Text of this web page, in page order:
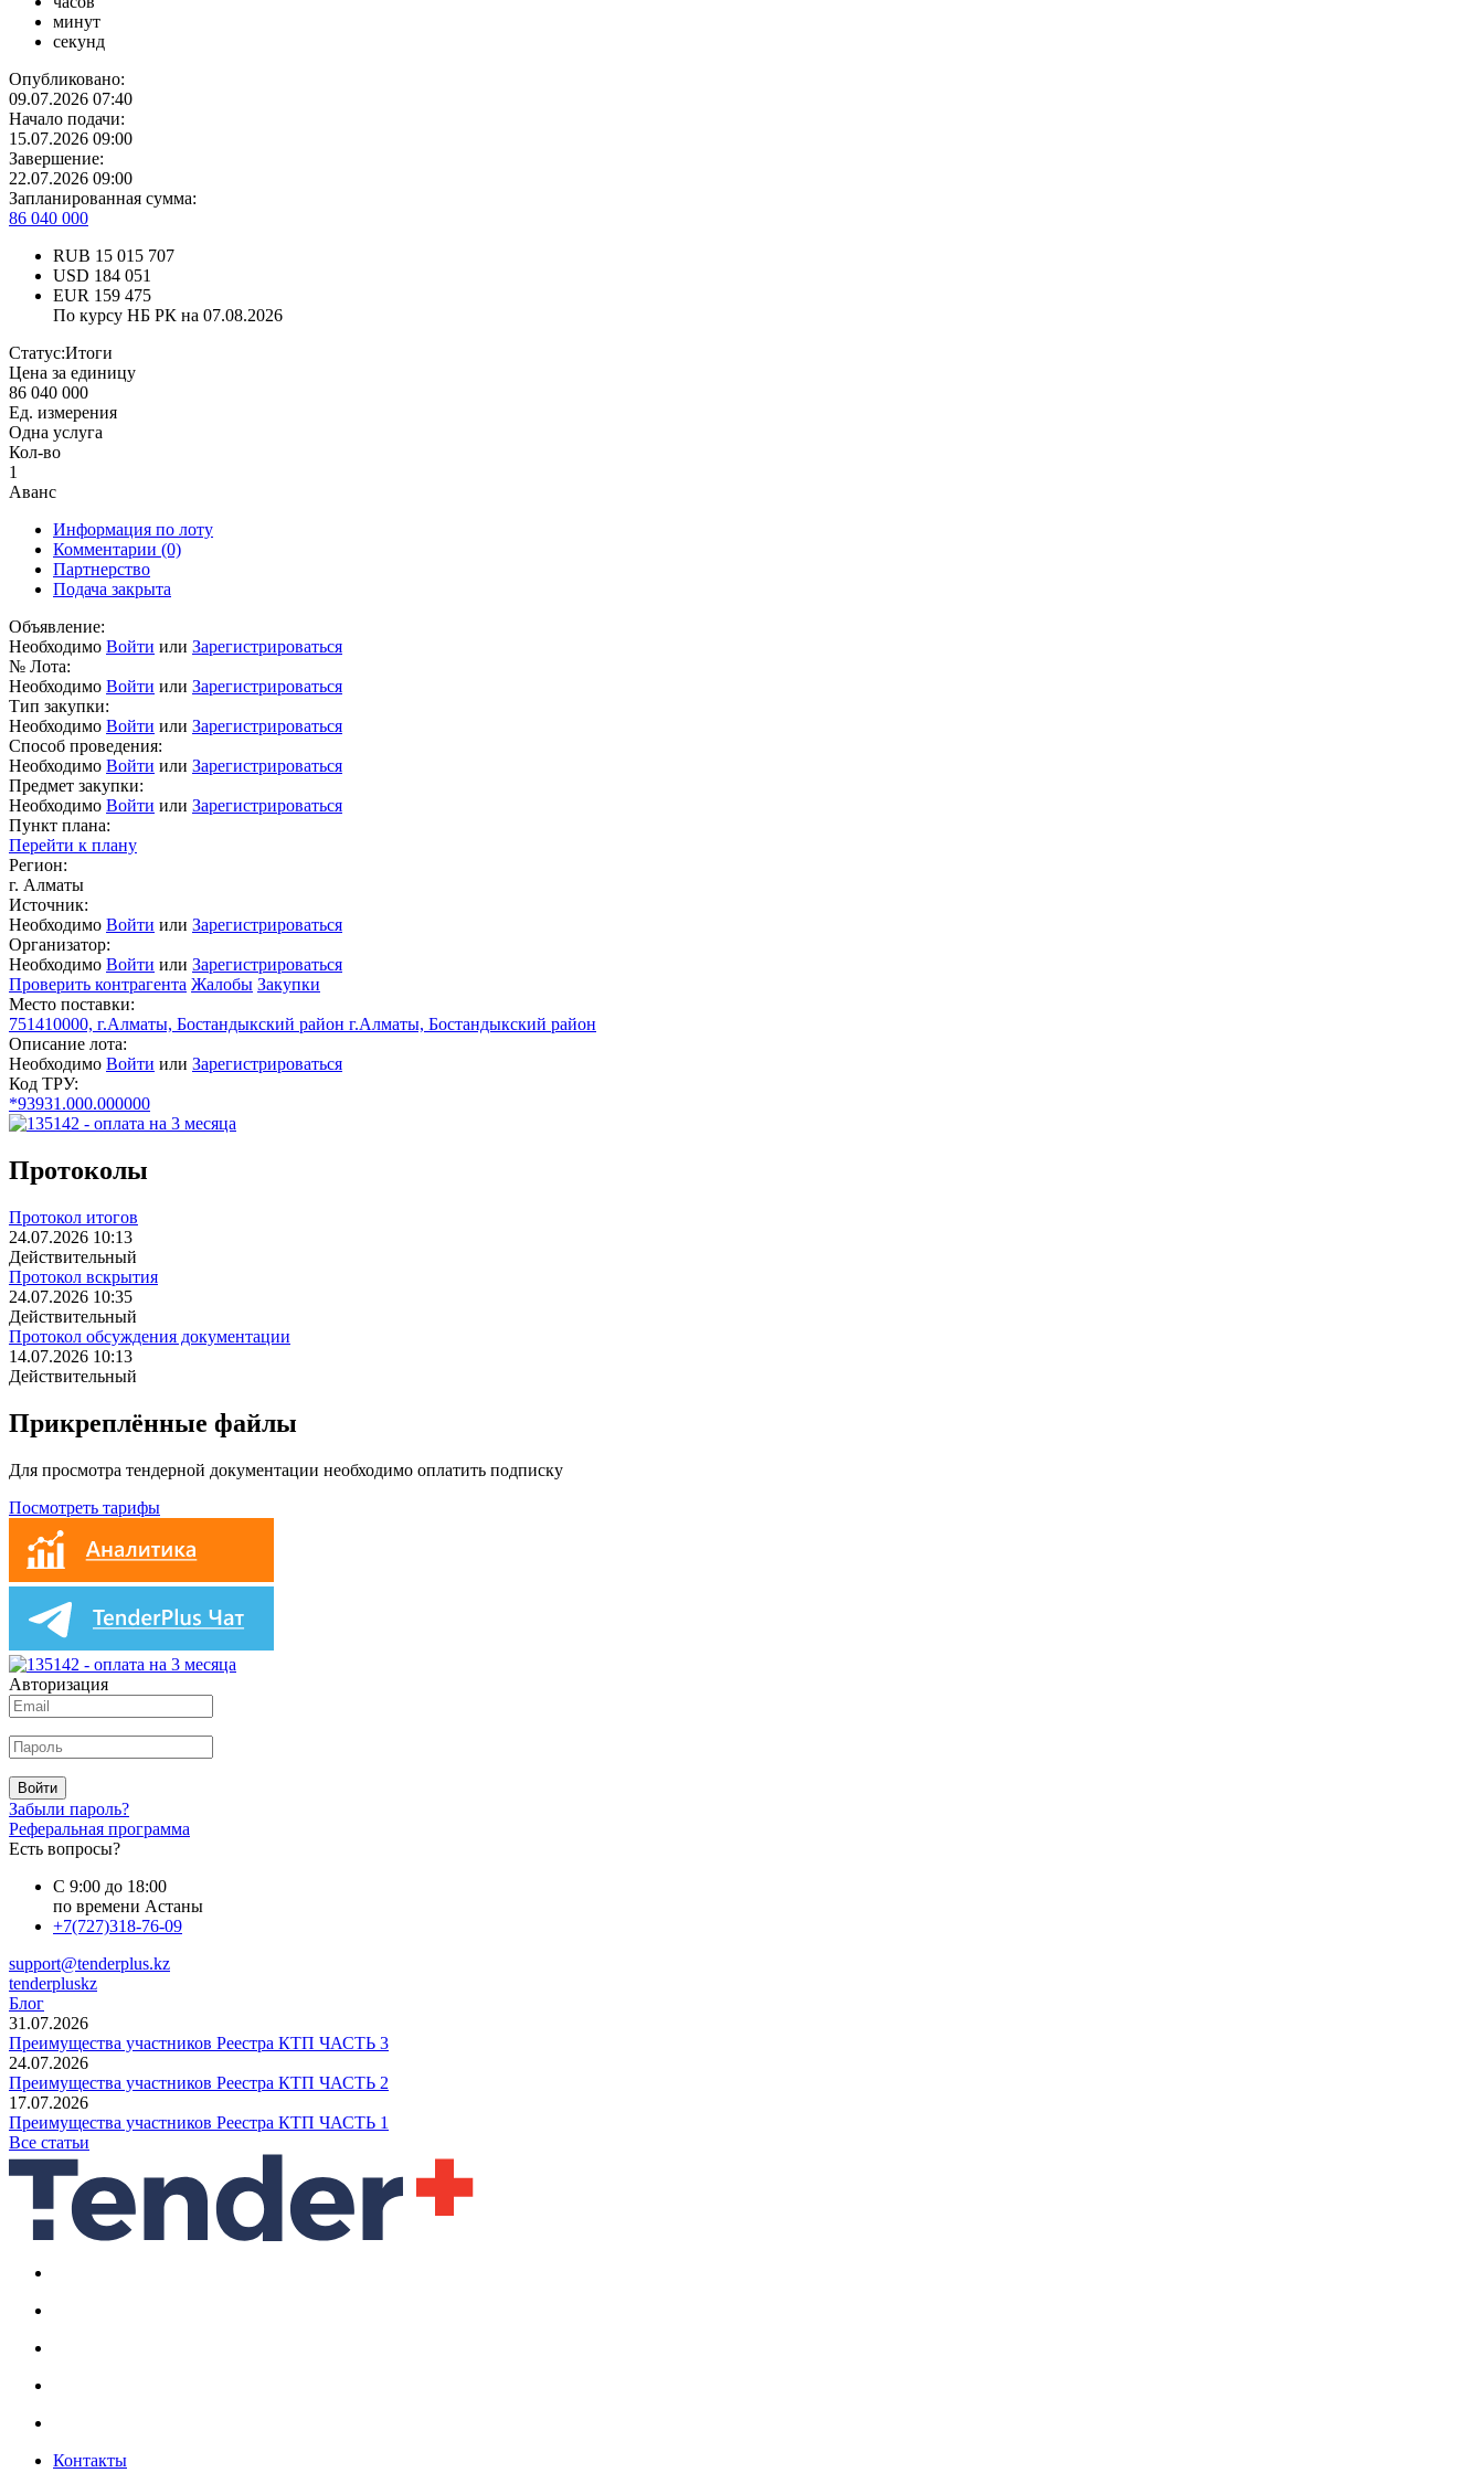
минут
секунд
Опубликовано:
09.07.2026 07:40
Начало подачи:
15.07.2026 09:00
Завершение:
22.07.2026 09:00
Запланированная сумма:
86 040 000
RUB 15 015 707
USD 184 051
EUR 159 475
По курсу НБ РК на 07.08.2026
Статус:Итоги
Цена за единицу
86 040 000
Ед. измерения
Одна услуга
Кол-во
1
Аванс
Информация по лоту
Комментарии (0)
Партнерство
Подача закрыта
Объявление:
Необходимо Войти или Зарегистрироваться
№ Лота:
Необходимо Войти или Зарегистрироваться
Тип закупки:
Необходимо Войти или Зарегистрироваться
Способ проведения:
Необходимо Войти или Зарегистрироваться
Предмет закупки:
Необходимо Войти или Зарегистрироваться
Пункт плана:
Перейти к плану
Регион:
г. Алматы
Источник:
Необходимо Войти или Зарегистрироваться
Организатор:
Необходимо Войти или Зарегистрироваться
Проверить контрагента Жалобы Закупки
Место поставки:
751410000, г.Алматы, Бостандыкский район г.Алматы, Бостандыкский район
Описание лота:
Необходимо Войти или Зарегистрироваться
Код ТРУ:
*93931.000.000000
Протоколы
Протокол итогов
24.07.2026 10:13
Действительный
Протокол вскрытия
24.07.2026 10:35
Действительный
Протокол обсуждения документации
14.07.2026 10:13
Действительный
Прикреплённые файлы
Для просмотра тендерной документации необходимо оплатить подписку
Посмотреть тарифы
Авторизация
Войти
Забыли пароль?
Реферальная программа
Есть вопросы?
С 9:00 до 18:00
по времени Астаны
+7(727)318-76-09
support@tenderplus.kz
tenderpluskz
Блог
31.07.2026
Преимущества участников Реестра КТП ЧАСТЬ 3
24.07.2026
Преимущества участников Реестра КТП ЧАСТЬ 2
17.07.2026
Преимущества участников Реестра КТП ЧАСТЬ 1
Все статьи
Контакты